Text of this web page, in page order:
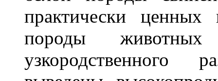
практически
породы животных
узкородственного